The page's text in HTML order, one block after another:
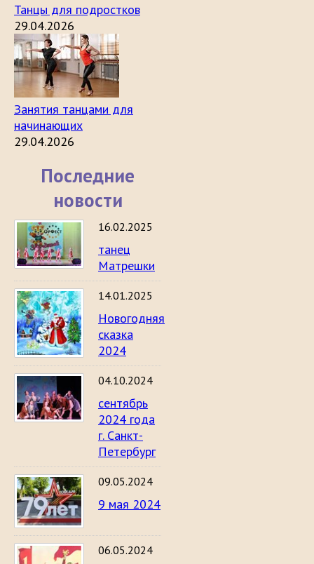
Танцы для подростков
29.04.2026
Занятия танцами для
начинающих
29.04.2026
Последние
новости
16.02.2025
танец
Матрешки
14.01.2025
Новогодняя
сказка
2024
04.10.2024
сентябрь
2024 года
г. Санкт-
Петербург
09.05.2024
9 мая 2024
06.05.2024